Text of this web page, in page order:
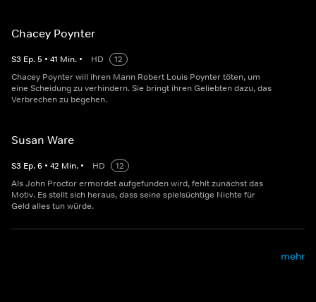
Chacey Poynter
S3 Ep.5 • 41 Min. • HD
12
Chacey Poynter will ihren Mann Robert Louis Poynter töten, um
eine Scheidung zu verhindern. Sie bringt ihren Geliebten dazu, das
Verbrechen zu begehen.
Susan Ware
S3 Ep.6 • 42 Min. • HD
12
Als John Proctor ermordet aufgefunden wird, fehlt zunächst das
Motiv. Es stellt sich heraus, dass seine spielsüchtige Nichte für
Geld alles tun würde.
mehr